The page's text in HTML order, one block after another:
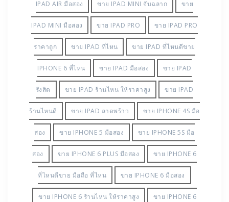
! จับฉลากได้ IPAD AIR ได้แถมมา จะขาย โทร